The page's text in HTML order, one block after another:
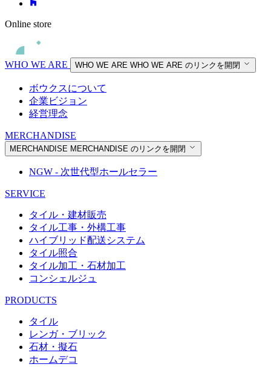
Online store
WHO WE ARE WHO WE ARE WHO WE ARE のリンクを開閉
ボウクスについて
企業ビジョン
経営理念
MERCHANDISE
MERCHANDISE MERCHANDISE のリンクを開閉
NGW - 次世代型ホールセラー
SERVICE
タイル・建材販売
タイル工事・外構工事
ハイブリッド配送システム
タイル照合
タイル加工・石材加工
コンシェルジュ
PRODUCTS
タイル
レンガ・ブリック
石材・擬石
ホームデコ